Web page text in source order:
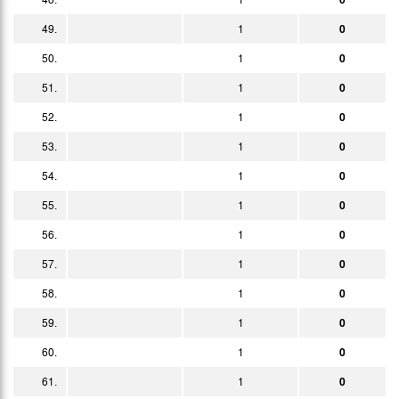
49.
1
0
50.
1
0
51.
1
0
52.
1
0
53.
1
0
54.
1
0
55.
1
0
56.
1
0
57.
1
0
58.
1
0
59.
1
0
60.
1
0
61.
1
0